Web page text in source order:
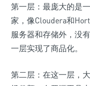
第一层：最庞大的是
家，像Cloudera和
服务器和存储外，没
一层实现了商品化。
第二层：在这一层，